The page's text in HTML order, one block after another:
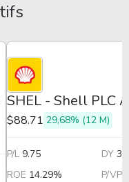
SHEL - Shell PLC
$88.71 29,68% (12 M)
P/L 9.75 DY
ROE 14.29% P/VP